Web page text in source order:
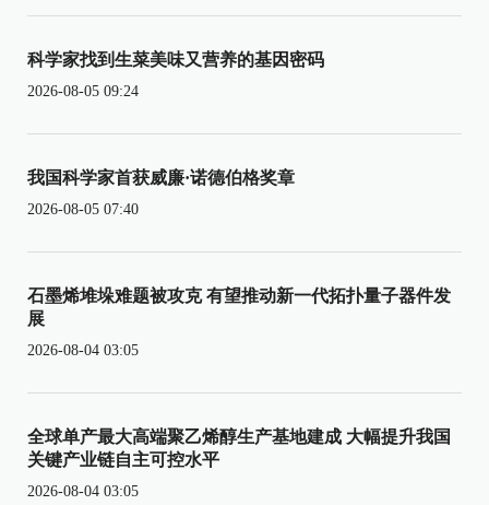
科学家找到生菜美味又营养的基因密码
2026-08-05 09:24
我国科学家首获威廉·诺德伯格奖章
2026-08-05 07:40
石墨烯堆垛难题被攻克 有望推动新一代拓扑量子器件发
展
2026-08-04 03:05
全球单产最大高端聚乙烯醇生产基地建成 大幅提升我国
关键产业链自主可控水平
2026-08-04 03:05